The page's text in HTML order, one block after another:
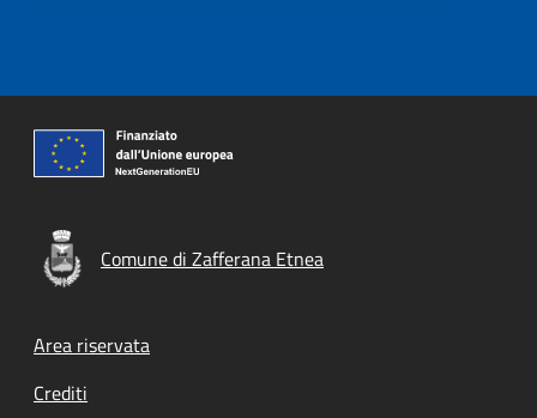
Comune di Zafferana Etnea
Footer menu
Area riservata
Crediti